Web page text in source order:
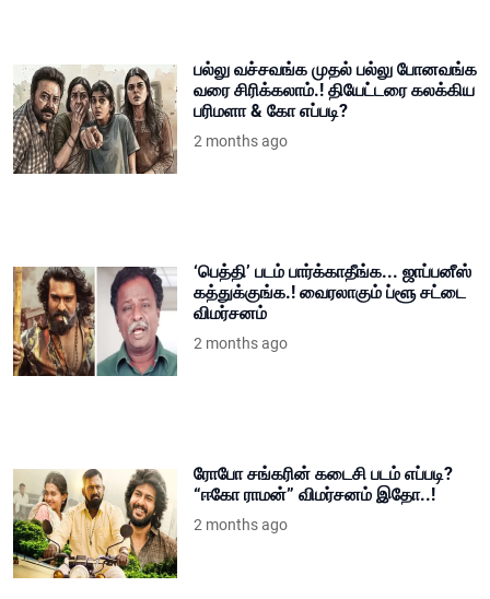
பல்லு வச்சவங்க முதல் பல்லு போனவங்க
வரை சிரிக்கலாம்.! தியேட்டரை கலக்கிய
பரிமளா & கோ எப்படி?
2 months ago
‘பெத்தி’ படம் பார்க்காதீங்க... ஜாப்பனீஸ்
கத்துக்குங்க.! வைரலாகும் ப்ளூ சட்டை
விமர்சனம்
2 months ago
ரோபோ சங்கரின் கடைசி படம் எப்படி?
“ஈகோ ராமன்” விமர்சனம் இதோ..!
2 months ago